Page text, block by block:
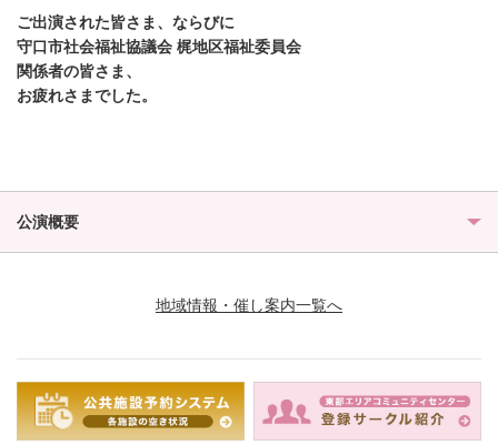
ご出演された皆さま、ならびに
守口市社会福祉協議会 梶地区福祉委員会
関係者の皆さま、
お疲れさまでした。
公演概要
地域情報・催し案内一覧へ